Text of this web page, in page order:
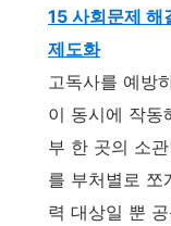
15 사회문제 해
제도화
고독사를 예방
이 동시에 작동
부 한 곳의 소
를 부처별로 쪼
력 대상일 뿐